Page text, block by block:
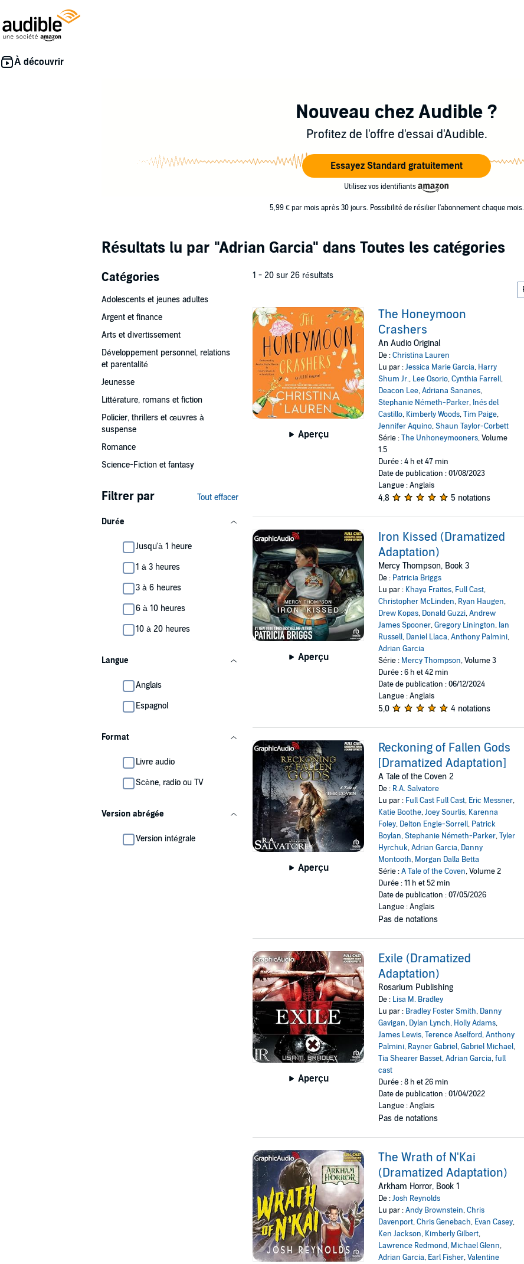
Nouveau chez Audible ?
Profitez de l'offre d'essai d'Audible.
Essayez Standard gratuitement
Utilisez vos identifiants
5,99 € par mois après 30 jours. Possibilité de résilier l'abonnement chaque mois.
Résultats lu par "Adrian Garcia" dans Toutes les catégories
Catégories
Adolescents et jeunes adultes
Argent et finance
Arts et divertissement
Développement personnel, relations
et parentalité
Jeunesse
Littérature, romans et fiction
Policier, thrillers et œuvres à
suspense
Romance
Science-Fiction et fantasy
Filtrer par Tout effacer
Durée
Jusqu'à 1 heure
1 à 3 heures
3 à 6 heures
6 à 10 heures
10 à 20 heures
Langue
Anglais
Espagnol
Format
Livre audio
Scène, radio ou TV
Version abrégée
Version intégrale
1 - 20 sur 26 résultats
Aperçu
The Honeymoon
Crashers
An Audio Original
De :Christina Lauren
Lu par :Jessica Marie Garcia, Harry
Shum Jr., Lee Osorio,Cynthia Farrell,
Deacon Lee,Adriana Sananes,
Stephanie Németh-Parker, Inés del
Castillo, Kimberly Woods,Tim Paige,
Jennifer Aquino,Shaun Taylor-Corbett
Série :The Unhoneymooners, Volume
1.5
Durée : 4 h et 47 min
Date de publication : 01/08/2023
Langue : Anglais
4,8 5 notations
Aperçu
Iron Kissed (Dramatized
Adaptation)
Mercy Thompson, Book 3
De : Patricia Briggs
Lu par : Khaya Fraites, Full Cast,
Christopher McLinden, Ryan Haugen,
Drew Kopas, Donald Guzzi,Andrew
James Spooner,Gregory Linington, Ian
Russell, Daniel Llaca,Anthony Palmini,
Adrian Garcia
Série : Mercy Thompson, Volume 3
Durée : 6 h et 42 min
Date de publication : 06/12/2024
Langue : Anglais
5,0 4 notations
Aperçu
Reckoning of Fallen Gods
[Dramatized Adaptation]
A Tale of the Coven 2
De : R.A. Salvatore
Lu par : Full Cast Full Cast, Eric Messner,
Katie Boothe,Joey Sourlis, Karenna
Foley, Delton Engle-Sorrell, Patrick
Boylan,Stephanie Németh-Parker,Tyler
Hyrchuk,Adrian Garcia, Danny
Montooth, Morgan Dalla Betta
Série :A Tale of the Coven, Volume 2
Durée : 11 h et 52 min
Date de publication : 07/05/2026
Langue : Anglais
Pas de notations
Aperçu
Exile (Dramatized
Adaptation)
Rosarium Publishing
De : Lisa M. Bradley
Lu par : Bradley Foster Smith, Danny
Gavigan, Dylan Lynch, Holly Adams,
James Lewis,Terence Aselford,Anthony
Palmini, Rayner Gabriel,Gabriel Michael,
Tia Shearer Basset,Adrian Garcia,full
cast
Durée : 8 h et 26 min
Date de publication : 01/04/2022
Langue : Anglais
Pas de notations
The Wrath of N'Kai
(Dramatized Adaptation)
Arkham Horror, Book 1
De :Josh Reynolds
Lu par :Andy Brownstein,Chris
Davenport,Chris Genebach, Evan Casey,
Ken Jackson, Kimberly Gilbert,
Lawrence Redmond, Michael Glenn,
Adrian Garcia, Earl Fisher,Valentine